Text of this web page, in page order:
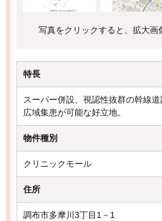
写真をクリックすると、拡大画
特長
スーパー併設、視認性抜群の幹線
広域集患が可能な好立地。
物件種別
クリニックモール
住所
調布市多摩川3丁目1－1